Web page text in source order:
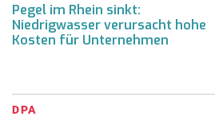
Pegel im Rhein sinkt:
Niedrigwasser verursacht hohe
Kosten für Unternehmen
DPA